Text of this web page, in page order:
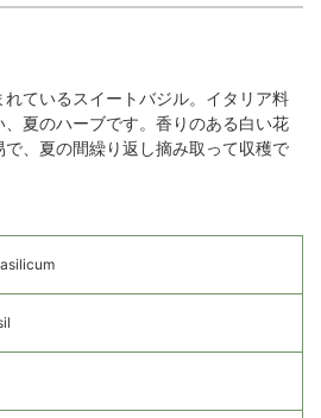
ているスイートバジル。イタリア料
夏のハーブです。香りのある白い花
、夏の間繰り返し摘み取って収穫で